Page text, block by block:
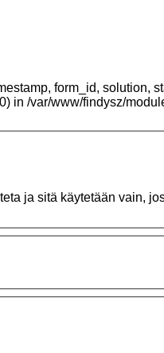
form_id, solution,
in /var/www/findysz/
ja sitä käytetään vain,